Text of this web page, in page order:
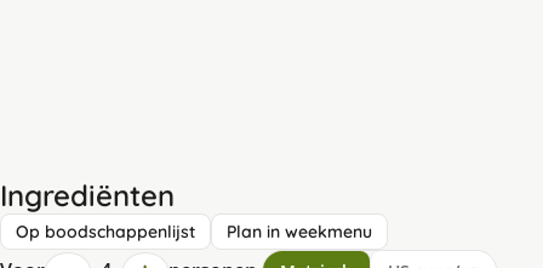
Ingrediënten
Op boodschappenlijst Plan in weekmenu